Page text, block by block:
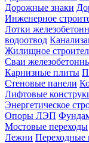
Дорожные знаки
Инженерное
Лотки
водоотвод
Жилищное
Сваи
Карнизные плиты
Стеновые панели
Лифтовые
Энергетическое
Опоры ЛЭП
Мостовые переходы
Лежни Переходные